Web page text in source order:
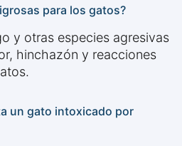
para los gatos?
y otras especies agresivas
hinchazón y reacciones
un gato intoxicado por